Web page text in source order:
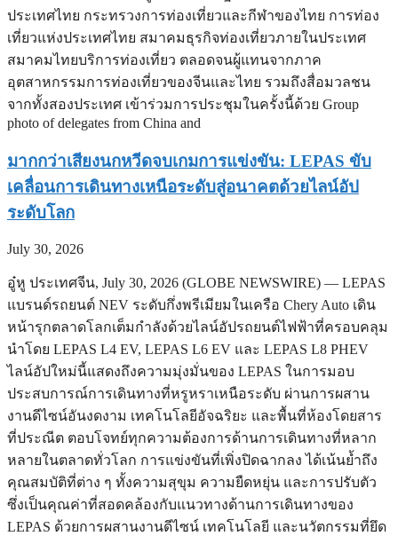
ประเทศไทย กระทรวงการท่องเที่ยวและกีฬาของไทย การท่อง
เที่ยวแห่งประเทศไทย สมาคมธุรกิจท่องเที่ยวภายในประเทศ
สมาคมไทยบริการท่องเที่ยว ตลอดจนผู้แทนจากภาค
อุตสาหกรรมการท่องเที่ยวของจีนและไทย รวมถึงสื่อมวลชน
จากทั้งสองประเทศ เข้าร่วมการประชุมในครั้งนี้ด้วย Group
photo of delegates from China and
มากกว่าเสียงนกหวีดจบเกมการแข่งขัน: LEPAS ขับ
เคลื่อนการเดินทางเหนือระดับสู่อนาคตด้วยไลน์อัป
ระดับโลก
July 30, 2026
อู๋หู ประเทศจีน, July 30, 2026 (GLOBE NEWSWIRE) — LEPAS
แบรนด์รถยนต์ NEV ระดับกึ่งพรีเมียมในเครือ Chery Auto เดิน
หน้ารุกตลาดโลกเต็มกำลังด้วยไลน์อัปรถยนต์ไฟฟ้าที่ครอบคลุม
นำโดย LEPAS L4 EV, LEPAS L6 EV และ LEPAS L8 PHEV
ไลน์อัปใหม่นี้แสดงถึงความมุ่งมั่นของ LEPAS ในการมอบ
ประสบการณ์การเดินทางที่หรูหราเหนือระดับ ผ่านการผสาน
งานดีไซน์อันงดงาม เทคโนโลยีอัจฉริยะ และพื้นที่ห้องโดยสาร
ที่ประณีต ตอบโจทย์ทุกความต้องการด้านการเดินทางที่หลาก
หลายในตลาดทั่วโลก การแข่งขันที่เพิ่งปิดฉากลง ได้เน้นย้ำถึง
คุณสมบัติที่ต่าง ๆ ทั้งความสุขุม ความยืดหยุ่น และการปรับตัว
ซึ่งเป็นคุณค่าที่สอดคล้องกับแนวทางด้านการเดินทางของ
LEPAS ด้วยการผสานงานดีไซน์ เทคโนโลยี และนวัตกรรมที่ยึด